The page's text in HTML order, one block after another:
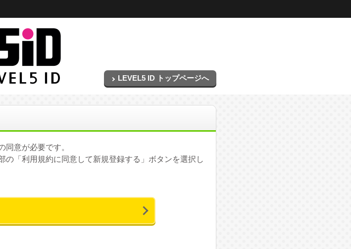
LEVEL5 ID トップページへ
同意が必要です。
の「利用規約に同意して新規登録する」ボタンを選択し